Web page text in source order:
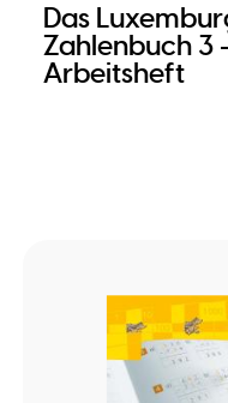
Das
Zahlenbuch 3
Arbeitsheft